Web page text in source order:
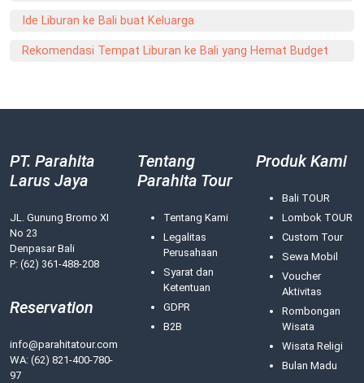
Ide Liburan ke Bali buat Keluarga
Rekomendasi Tempat Liburan ke Bali yang Hemat Budget
PT. Parahita
Larus Jaya
JL. Gunung Bromo XI
No 23
Denpasar Bali
P: (62) 361-488-208
Reservation
info@parahitatour.com
WA: (62) 821-400-780-
97
Tentang
Parahita Tour
Tentang Kami
Legalitas
Perusahaan
Syarat dan
Ketentuan
GDPR
B2B
Produk Kami
Bali TOUR
Lombok TOUR
Custom Tour
Sewa Mobil
Voucher
Aktivitas
Rombongan
Wisata
Wisata Religi
Bulan Madu